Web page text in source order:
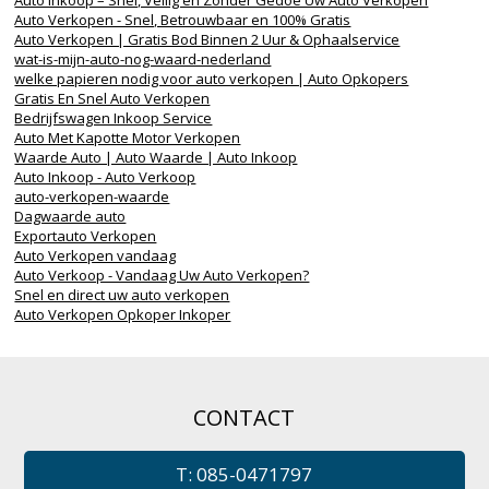
Auto Verkopen - Snel, Betrouwbaar en 100% Gratis
Auto Verkopen | Gratis Bod Binnen 2 Uur & Ophaalservice
wat-is-mijn-auto-nog-waard-nederland
welke papieren nodig voor auto verkopen | Auto Opkopers
Gratis En Snel Auto Verkopen
Bedrijfswagen Inkoop Service
Auto Met Kapotte Motor Verkopen
Waarde Auto | Auto Waarde | Auto Inkoop
Auto Inkoop - Auto Verkoop
auto-verkopen-waarde
Dagwaarde auto
Exportauto Verkopen
Auto Verkopen vandaag
Auto Verkoop - Vandaag Uw Auto Verkopen?
Snel en direct uw auto verkopen
Auto Verkopen Opkoper Inkoper
CONTACT
T: 085-0471797